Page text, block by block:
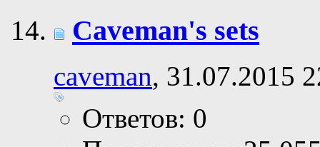
Caveman's sets
caveman, 31.07.2015
Ответов: 0